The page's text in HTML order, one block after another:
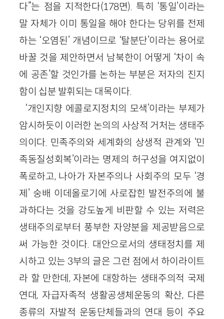
다”는 점을 지적한다(178면). 특히 ‘통일’이라는
말 자체가 이미 통일을 해야 한다는 당위를 전제
하는 ‘오염된’ 개념이므로 ‘탈분단’이라는 용어로
바꿀 것을 제안하면서 남북한이 어떻게 ‘차이 속
에 공존’할 것인가를 논하는 부분은 저자의 진지
함이 십분 발휘되는 대목이다.
‘개인지향 에콜로지정치의 모색’이라는 부제가
암시하듯이 이러한 논의의 사상적 거처는 생태주
의이다. 민족주의와 세계화의 상생적 관계와 ‘민
족동질성회복’이라는 명제의 허구성을 여지없이
폭로하고, 나아가 자본주의나 사회주의 모두 ‘경
제’ 숭배 이데올로기에 사로잡힌 발전주의에 불
과하다는 것을 강도높게 비판할 수 있는 저력은
생태주의로부터 풍부한 자양분을 제공받음으로
써 가능한 것이다. 대안으로서의 생태정치를 제
시하고 있는 3부의 글은 그런 점에서 하이라이트
라 할 만한데, 자본에 대항하는 생태주의적 국제
연대, 자급자족적 생활공생체운동의 확산, 다른
종류의 자발적 운동단체들과의 연대 등이 주요